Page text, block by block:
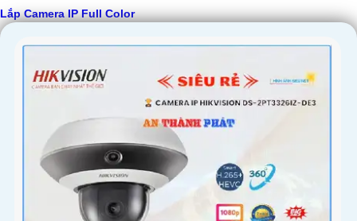
Lắp Camera IP Full Color